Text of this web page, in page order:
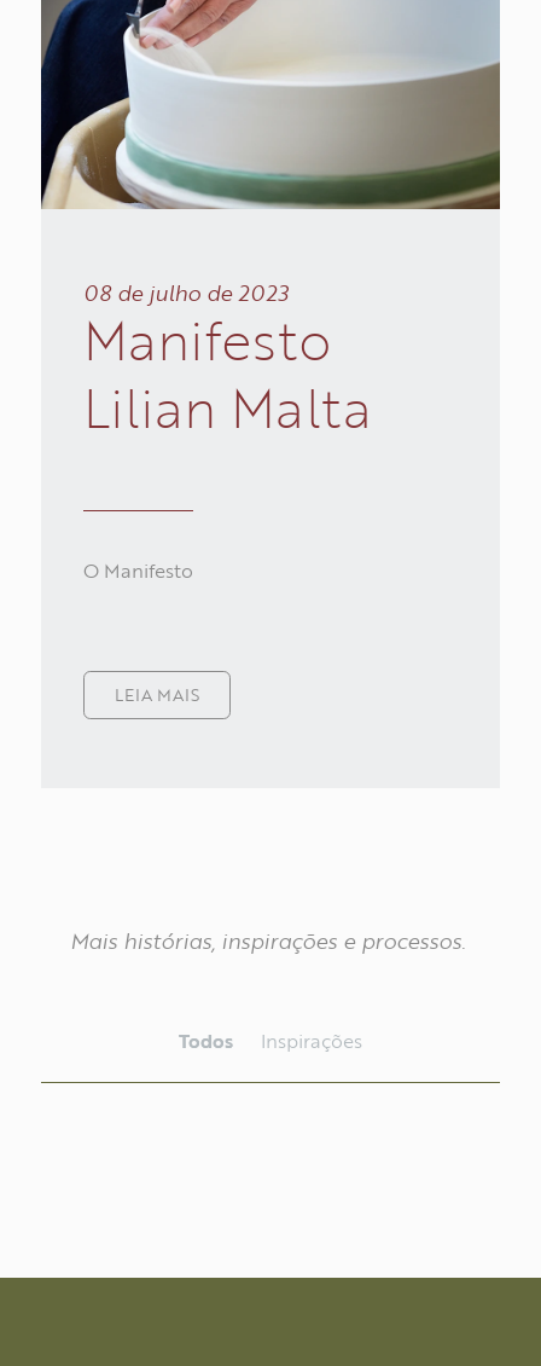
INSPIRAÇÕES
COLEÇÕES
OBRAS
SOBRE
08 de julho de 2023
Manifesto
Lilian Malta
O Manifesto
LEIA MAIS
Mais histórias, inspirações e processos.
Todos Inspirações